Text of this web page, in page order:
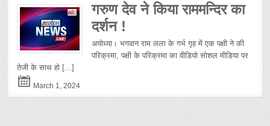
गरुण देव ने किया राममन्दिर का
दर्शन !
अयोध्या। भगवान राम लला के गर्भ गृह में एक पक्षी ने की
परिक्रमा, पक्षी के परिक्रमा का वीडियो सोशल मीडिया पर
तेजी के साथ हो [...]
March 1, 2024